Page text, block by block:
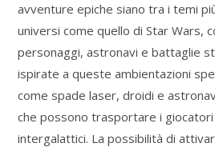
avventure epiche siano tra i temi
universi come quello di Star Wars,
personaggi, astronavi e battaglie
ispirate a queste ambientazioni
come spade laser, droidi e
che possono trasportare i
intergalattici. La possibilità di